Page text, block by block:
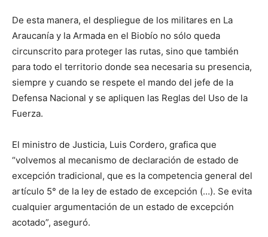
De esta manera, el despliegue de los militares en La
Araucanía y la Armada en el Biobío no sólo queda
circunscrito para proteger las rutas, sino que también
para todo el territorio donde sea necesaria su presencia,
siempre y cuando se respete el mando del jefe de la
Defensa Nacional y se apliquen las Reglas del Uso de la
Fuerza.
El ministro de Justicia, Luis Cordero, grafica que
“volvemos al mecanismo de declaración de estado de
excepción tradicional, que es la competencia general del
artículo 5° de la ley de estado de excepción (…). Se evita
cualquier argumentación de un estado de excepción
acotado”, aseguró.